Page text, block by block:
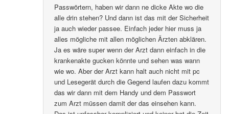
Passwörtern, haben wir dann ne dicke Akte wo die
alle drin stehen? Und dann ist das mit der Sicherheit
ja auch wieder passee. Einfach jeder hier muss ja
alles mögliche mit allen möglichen Ärzten abklären.
Ja es wäre super wenn der Arzt dann einfach in die
krankenakte gucken könnte und sehen was wann
wie wo. Aber der Arzt kann halt auch nicht mit pc
und Lesegerät durch die Gegend laufen dazu kommt
das wir dann mit dem Handy und dem Passwort
zum Arzt müssen damit der das einsehen kann.